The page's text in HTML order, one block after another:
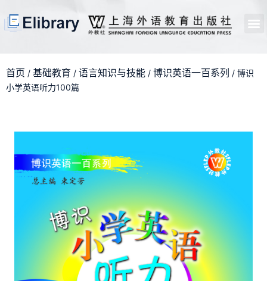
首页 / 基础教育 / 语言知识与技能 / 博识英语一百系列 / 博识
小学英语听力100篇